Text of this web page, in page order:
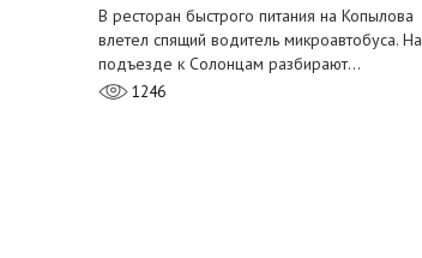
В ресторан быстрого питания на Копылова
влетел спящий водитель микроавтобуса. На
подъезде к Солонцам разбирают…
1246